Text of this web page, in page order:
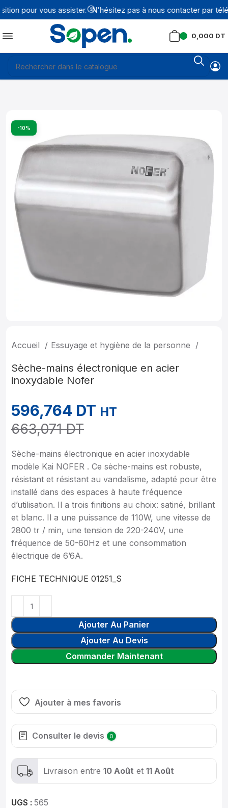
pour vous assister. N'hésitez pas à nous contacter par
0,000 DT
-10%
Accueil Essuyage et hygiène de la personne
Sèche-mains électronique en acier
inoxydable Nofer
596,764 DT HT
663,071DT
Sèche-mains électronique en acier inoxydable
modèle Kai NOFER . Ce sèche-mains est robuste,
résistant et résistant au vandalisme, adapté pour être
installé dans des espaces à haute fréquence
d’utilisation. Il a trois finitions au choix: satiné, brillant
et blanc. Il a une puissance de 110W, une vitesse de
2800 tr / min, une tension de 220-240V, une
fréquence de 50-60Hz et une consommation
électrique de 6’6A.
FICHE TECHNIQUE 01251_S
Ajouter Au Panier
Ajouter Au Devis
Commander Maintenant
Ajouter à mes favoris
Consulter le devis 0
Livraison entre 10 Août et 11 Août
UGS : 565